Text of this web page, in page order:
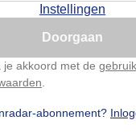
Instellingen
Doorgaan
akkoord met de
abonnement?
19-05-2026, 43x bekeken
niet, misschien
hierom dit aan te